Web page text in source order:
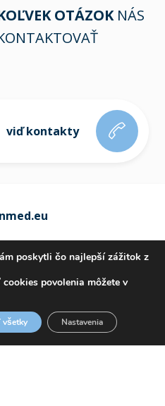
OTÁZOKNÁS
viď kontakty
KÓDEX
poskytli čo najlepší zážitok z
povolenia môžete v
všetky Nastavenia